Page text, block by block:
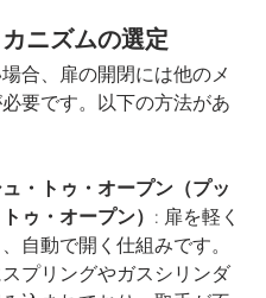
ニズムの選定
合、扉の開閉には他のメ
要です。以下の方法があ
・トゥ・オープン（プッ
ゥ・オープン） : 扉を軽く
自動で開く仕組みです。
プリングやガスシリンダ